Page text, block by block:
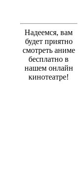
Надеемся, вам
будет приятно
смотреть аниме
бесплатно в
нашем онлайн
кинотеатре!